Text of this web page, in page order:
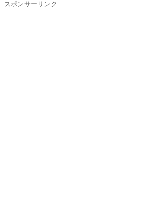
スポンサーリンク